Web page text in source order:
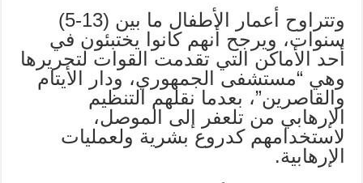
وتتراوح أعمار الأطفال ما بين (13-5)
سنوات، ويرجح أنهم كانوا يختبئون في
أحد الأماكن التي تقدمت القوات لتحريرها
وهي “مستشفى الجمهوري، ودار الأيتام
والقاصرين”، بعدما نقلهم التنظيم
الإرهابي من تلعفر إلى الموصل،
لاستخدامهم كدروع بشرية ولعمليات
الإرهابية.